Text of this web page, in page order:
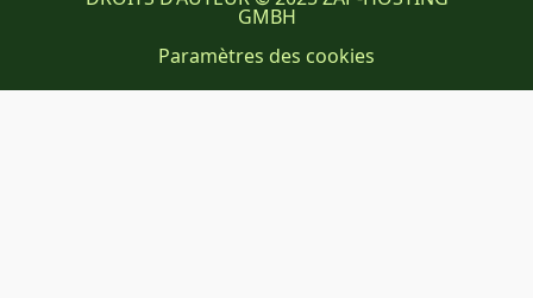
GMBH
Paramètres des cookies